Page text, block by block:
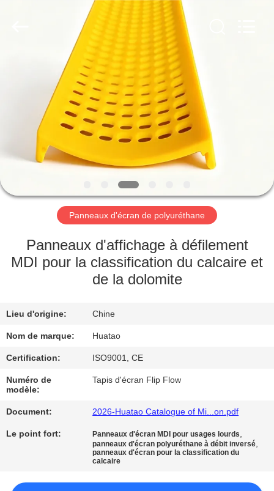
MAISON
PRODUITS
SUJET
DE
NOUS
VISITE
D'USINE
DE
QUALITÉ
CONTACTEZ-
NOUS
NOUVELLES
Panneaux d'écran de polyuréthane
Panneaux d'affichage à défilement
MDI pour la classification du calcaire et
de la dolomite
Lieu d'origine: Chine
Nom de marque: Huatao
Certification: ISO9001, CE
Numéro de
modèle:
Tapis d'écran Flip Flow
Document: 2026-Huatao Catalogue of Mi...on.pdf
Le point fort: Panneaux d'écran MDI pour usages lourds,
panneaux d'écran polyuréthane à débit inversé,
panneaux d'écran pour la classification du
calcaire